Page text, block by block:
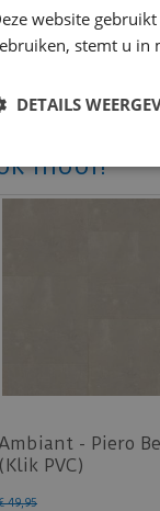
mooi!
- Piero
(Klik PVC)
49,95
website
stemt u in
DETAILS